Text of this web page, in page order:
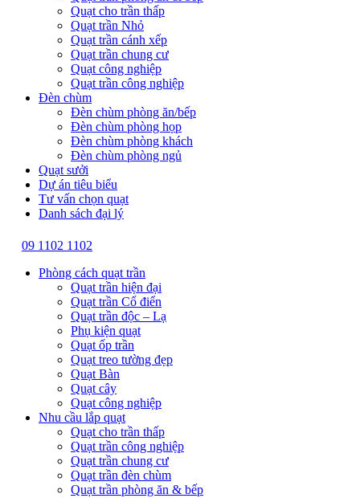
Quạt cho trần thấp
Quạt trần Nhỏ
Quạt trần cánh xếp
Quạt trần chung cư
Quạt công nghiệp
Quạt trần công nghiệp
Đèn chùm
Đèn chùm phòng ăn/bếp
Đèn chùm phòng họp
Đèn chùm phòng khách
Đèn chùm phòng ngủ
Quạt sưởi
Dự án tiêu biểu
Tư vấn chọn quạt
Danh sách đại lý
09 1102 1102
Phòng cách quạt trần
Quạt trần hiện đại
Quạt trần Cổ điển
Quạt trần độc – Lạ
Phụ kiện quạt
Quạt ốp trần
Quạt treo tường đẹp
Quạt Bàn
Quạt cây
Quạt công nghiệp
Nhu cầu lắp quạt
Quạt cho trần thấp
Quạt trần công nghiệp
Quạt trần chung cư
Quạt trần đèn chùm
Quạt trần phòng ăn & bếp